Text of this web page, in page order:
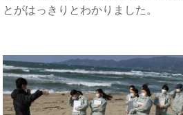
とがはっきりとわかりました。